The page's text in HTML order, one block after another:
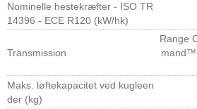
Nominelle hestekræfter - ISO TR
14396 - ECE R120 (kW/hk)
Transmission
Range
mand™
Maks. løftekapacitet ved kugleen
der (kg)